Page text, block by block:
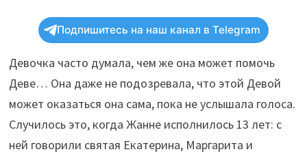
Подпишитесь на наш канал в Telegram
Девочка часто думала, чем же она может помочь
Деве… Она даже не подозревала, что этой Девой
может оказаться она сама, пока не услышала голоса.
Случилось это, когда Жанне исполнилось 13 лет: с
ней говорили святая Екатерина, Маргарита и